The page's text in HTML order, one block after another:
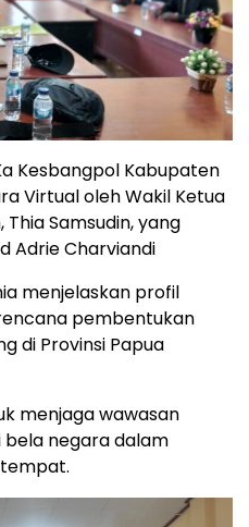
Kesbangpol Kabupaten
Virtual oleh Wakil Ketua
Samsudin, yang
Adrie Charviandi
menjelaskan profil
pembentukan
di Provinsi Papua
menjaga wawasan
bela negara dalam